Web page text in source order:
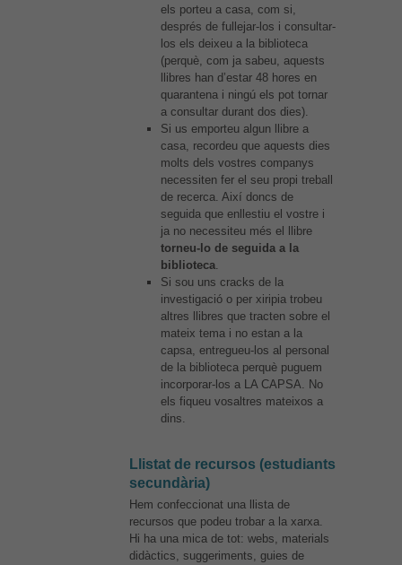
els porteu a casa, com si,
després de fullejar-los i consultar-
los els deixeu a la biblioteca
(perquè, com ja sabeu, aquests
llibres han d’estar 48 hores en
quarantena i ningú els pot tornar
a consultar durant dos dies).
Si us emporteu algun llibre a
casa, recordeu que aquests dies
molts dels vostres companys
necessiten fer el seu propi treball
de recerca. Així doncs de
seguida que enllestiu el vostre i
ja no necessiteu més el llibre
torneu-lo de seguida a la
biblioteca.
Si sou uns cracks de la
investigació o per xiripia trobeu
altres llibres que tracten sobre el
mateix tema i no estan a la
capsa, entregueu-los al personal
de la biblioteca perquè puguem
incorporar-los a LA CAPSA. No
els fiqueu vosaltres mateixos a
dins.
Llistat de recursos (estudiants
secundària)
Hem confeccionat una llista de
recursos que podeu trobar a la xarxa.
Hi ha una mica de tot: webs, materials
didàctics, suggeriments, guies de
web funcioni
el millor
possible
durant la
vostra visita.
Si rebutges
aquestes
cookies,
alguna
funcionalitat
desapareixerà
del lloc web.